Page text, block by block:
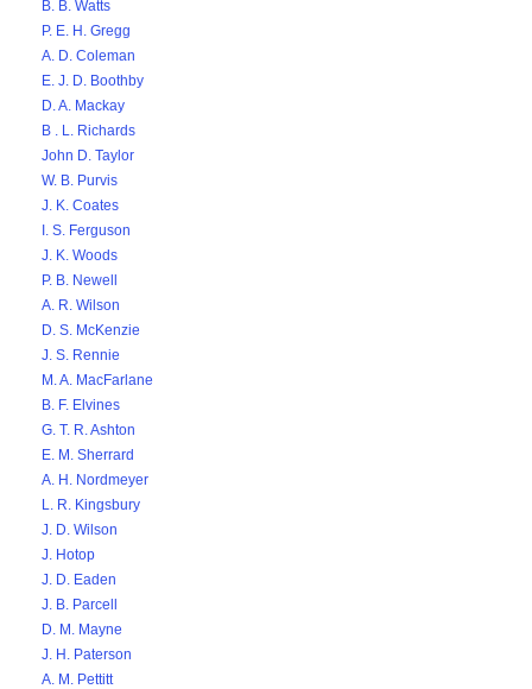
B. B. Watts
P. E. H. Gregg
A. D. Coleman
E. J. D. Boothby
D. A. Mackay
B . L. Richards
John D. Taylor
W. B. Purvis
J. K. Coates
I. S. Ferguson
J. K. Woods
P. B. Newell
A. R. Wilson
D. S. McKenzie
J. S. Rennie
M. A. MacFarlane
B. F. Elvines
G. T. R. Ashton
E. M. Sherrard
A. H. Nordmeyer
L. R. Kingsbury
J. D. Wilson
J. Hotop
J. D. Eaden
J. B. Parcell
D. M. Mayne
J. H. Paterson
A. M. Pettitt